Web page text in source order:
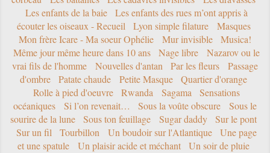
Les enfants de la baie
Les enfants des rues m’ont appris à
écouter les oiseaux - Recueil
Lyon simple filature
Masques
Mon frère Icare - Ma soeur Ophélie
Mur invisible
Musica!
Même jour même heure dans 10 ans
Nage libre
Nazarov ou le
vrai fils de l'homme
Nouvelles d'antan Par les fleurs
Passage
d'ombre
Patate chaude Petite Masque
Quartier d'orange
Rolle à pied d'oeuvre
Rwanda Sagama
Sensations
océaniques
Si l’on revenait… Sous la voûte obscure
Sous le
sourire de la lune
Sous ton feuillage Sugar daddy
Sur le pont
Sur un fil
Tourbillon Un boudoir sur l'Atlantique
Une page
et une spatule
Un plaisir acide et méchant
Un soir de pluie